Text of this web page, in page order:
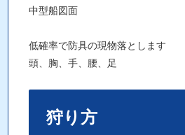
中型船図面
低確率で防具の現物落とします
頭、胸、手、腰、足
狩り方